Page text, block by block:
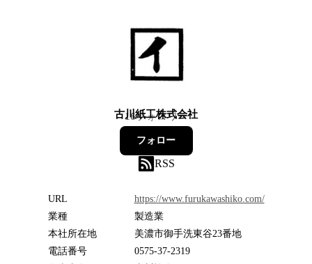
古川紙工株式会社
16フォロワー
フォロー
RSS
URL
https://www.furukawashiko.com/
業種
製造業
本社所在地
美濃市御手洗東谷23番地
電話番号
0575-37-2319